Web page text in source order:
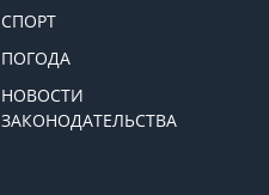
СПОРТ
ПОГОДА
НОВОСТИ
ЗАКОНОДАТЕЛЬСТВА